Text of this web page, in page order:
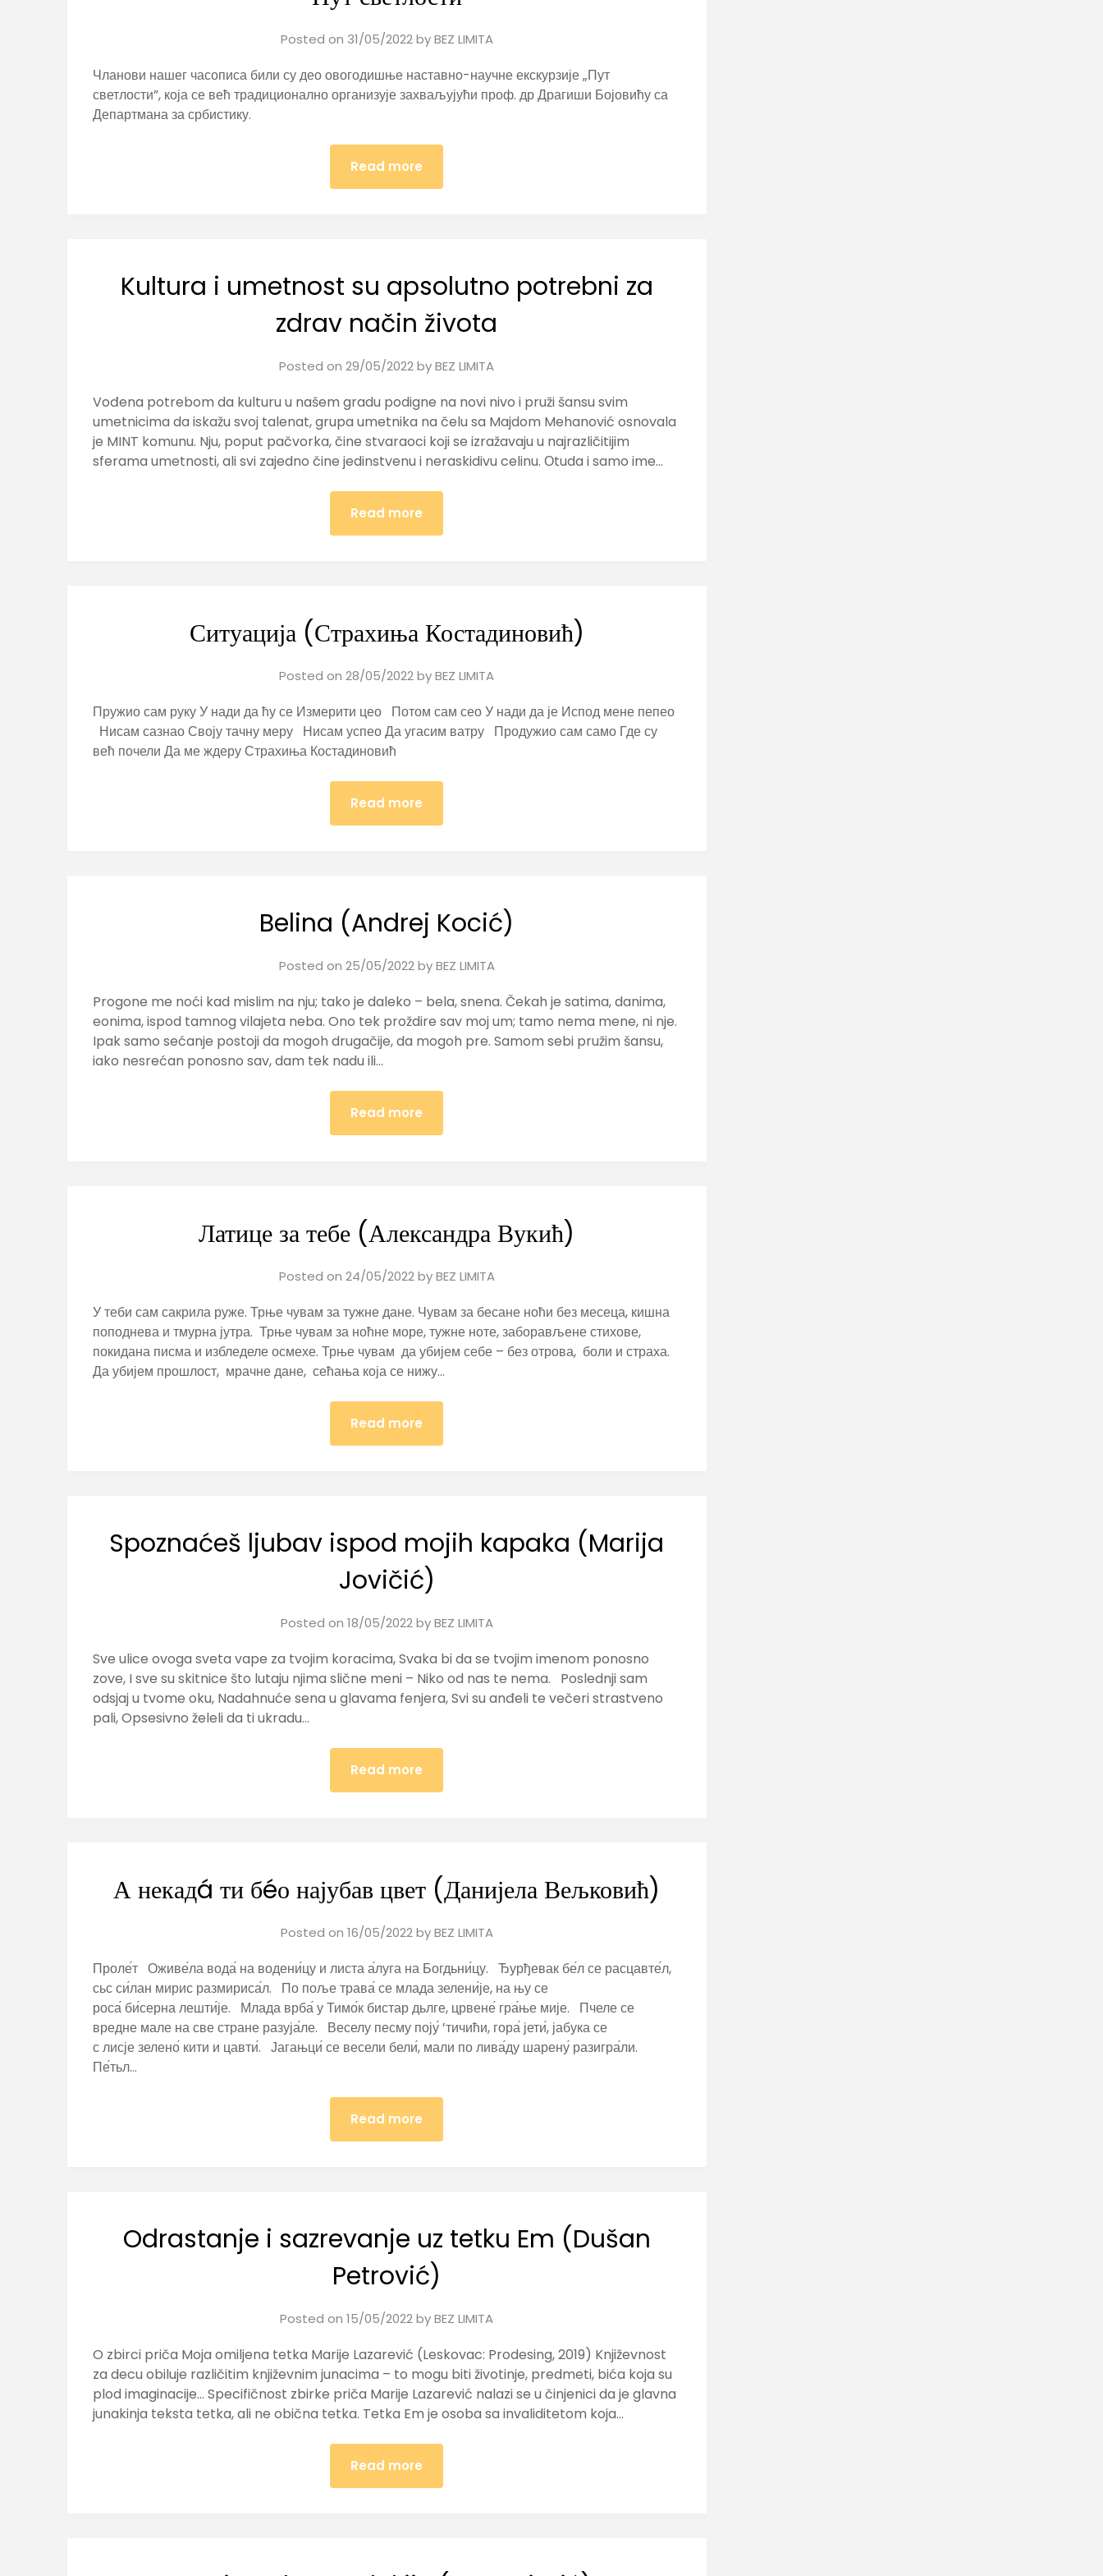
Posted on 31/05/2022byBEZ LIMITA
Чланови нашег часописа били су део овогодишње наставно-научне екскурзије „Пут
светлости”, која се већ традиционално организује захваљујући проф. др Драгиши Бојовићу са
Департмана за србистику.
Read more
Kultura i umetnost su apsolutno potrebni za
zdrav način života
Posted on29/05/2022byBEZ LIMITA
Vođena potrebom da kulturu u našem gradu podigne na novi nivo i pruži šansu svim
umetnicima da iskažu svoj talenat, grupa umetnika na čelu sa Majdom Mehanović osnovala
je MINT komunu. Nju, poput pačvorka, čine stvaraoci koji se izražavaju u najrazličitijim
sferama umetnosti, ali svi zajedno čine jedinstvenu i neraskidivu celinu. Оtuda i samo ime…
Read more
Ситуација (Страхиња Костадиновић)
Posted on28/05/2022byBEZ LIMITA
Пружио сам руку У нади да ћу се Измерити цео Потом сам сео У нади да је Испод мене пепео
Нисам сазнао Своју тачну меру Нисам успео Да угасим ватру Продужио сам само Где су
већ почели Да ме ждеру Страхиња Костадиновић
Read more
Belina (Andrej Kocić)
Posted on 25/05/2022byBEZ LIMITA
Progone me noći kad mislim na nju; tako je daleko – bela, snena. Čekah je satima, danima,
eonima, ispod tamnog vilajeta neba. Ono tek proždire sav moj um; tamo nema mene, ni nje.
Ipak samo sećanje postoji da mogoh drugačije, da mogoh pre. Samom sebi pružim šansu,
iako nesrećan ponosno sav, dam tek nadu ili…
Read more
Латице за тебе (Александра Вукић)
Posted on 24/05/2022byBEZ LIMITA
У теби сам сакрила руже. Трње чувам за тужне дане. Чувам за бесане ноћи без месеца, кишна
поподнева и тмурна јутра. Трње чувам за ноћне море, тужне ноте, заборављене стихове,
покидана писма и избледеле осмехе. Трње чувам да убијем себе – без отрова, боли и страха.
Да убијем прошлост, мрачне дане, сећања која се нижу…
Read more
Spoznaćeš ljubav ispod mojih kapaka (Marija
Jovičić)
Posted on 18/05/2022byBEZ LIMITA
Sve ulice ovoga sveta vape za tvojim koracima, Svaka bi da se tvojim imenom ponosno
zove, I sve su skitnice što lutaju njima slične meni – Niko od nas te nema. Poslednji sam
odsjaj u tvome oku, Nadahnuće sena u glavama fenjera, Svi su anđeli te večeri strastveno
pali, Opsesivno želeli da ti ukradu…
Read more
А некадá ти бéо најубав цвет (Данијела Вељковић)
Posted on 16/05/2022byBEZ LIMITA
Проле́т Оживе́ла вода́ на водени́цу и листа а́луга на Богдьни́цу. Ђурђевак бе́л се расцавте́л,
сьс си́лан мирис размириса́л. По поље трава́ се млада зелени́је, на њу се
роса́ би́серна лешти́је. Млада врба́ у Тимо́к бистар дьлге, црвене́ гра́ње мије. Пчеле се
вредне мале на све стране разуја́ле. Веселу песму поју́ ’тичићи, гора́ јети́, јабука се
с лисје зелено́ кити и цавти́. Јагањци́ се весели бели́, мали по лива́ду шарену́ разигра́ли.
Пе́тьл…
Read more
Odrastanje i sazrevanje uz tetku Em (Dušan
Petrović)
Posted on15/05/2022byBEZ LIMITA
O zbirci priča Moja omiljena tetka Marije Lazarević (Leskovac: Prodesing, 2019) Književnost
za decu obiluje različitim književnim junacima – to mogu biti životinje, predmeti, bića koja su
plod imaginacije… Specifičnost zbirke priča Marije Lazarević nalazi se u činjenici da je glavna
junakinja teksta tetka, ali ne obična tetka. Tetka Em je osoba sa invaliditetom koja…
Read more